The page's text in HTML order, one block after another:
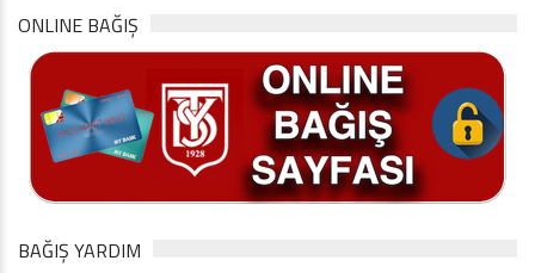
ONLINE BAĞIŞ
BAĞIŞ YARDIM